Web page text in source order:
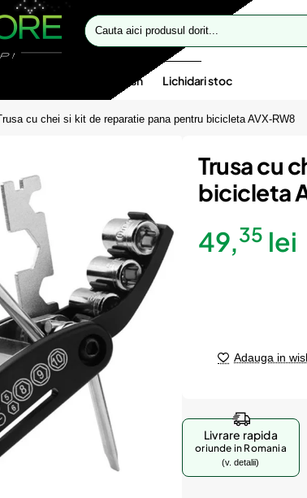
Cauta
aici
Oferte flash Lichidari stoc
cu chei si kit de reparatie pana pentru bicicleta AVX-RW8
Trusa cu
bicicleta
49,35 lei
Adauga in
Livrare rapida
oriunde in Romania
(v. detalii)